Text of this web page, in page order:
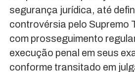
segurança jurídica, até
controvérsia pelo Supremo
com prosseguimento
execução penal em seus
conforme transitado em